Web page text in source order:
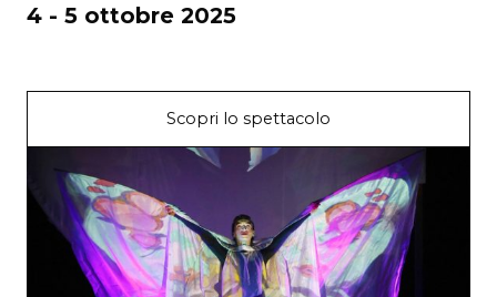
4 - 5 ottobre 2025
Scopri lo spettacolo